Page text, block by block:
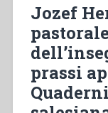
Jozef
prassi